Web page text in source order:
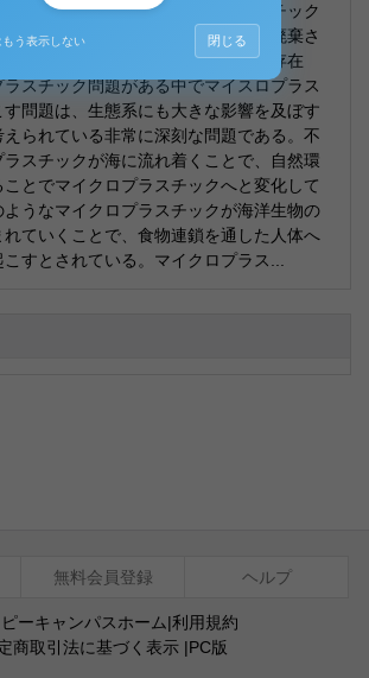
危険性のあるものである。プラスチック
く、衛生的で便利に使える反面、廃棄さ
、自然環境に多大な負荷を与える存在
スチック問題がある中でマイスロプラス
問題は、生態系にも大きな影響を及ぼす
られている非常に深刻な問題である。不
スチックが海に流れ着くことで、自然環
とでマイクロプラスチックへと変化して
うなマイクロプラスチックが海洋生物の
ていくことで、食物連鎖を通した人体へ
すとされている。マイクロプラス...
無料会員登録 ヘルプ
ーキャンパスホーム|利用規約
商取引法に基づく表示|PC版
もう表示しない 閉じる